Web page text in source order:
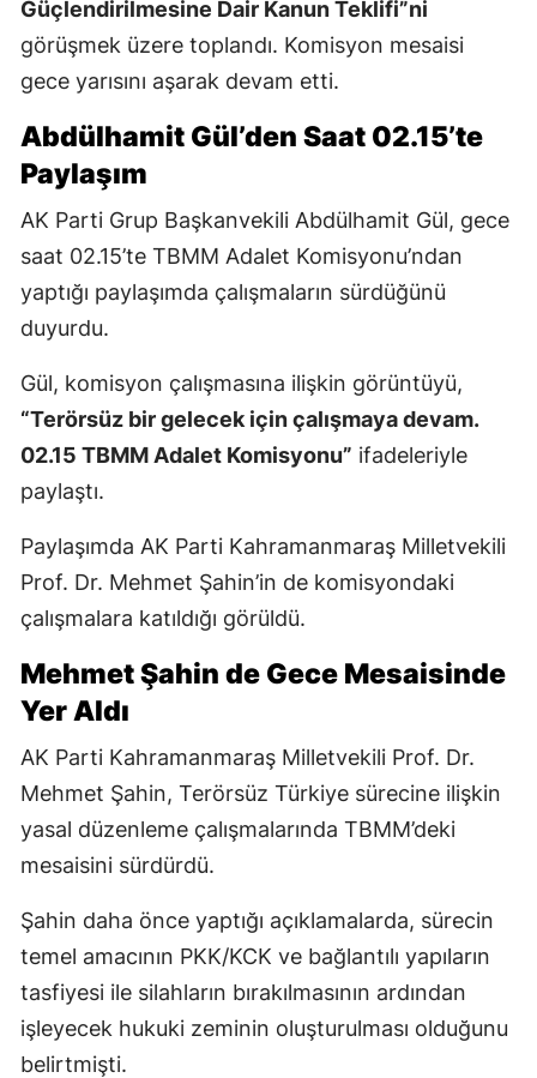
Güçlendirilmesine Dair Kanun Teklifi”ni
görüşmek üzere toplandı. Komisyon mesaisi
gece yarısını aşarak devam etti.
Abdülhamit Gül’den Saat 02.15’te
Paylaşım
AK Parti Grup Başkanvekili Abdülhamit Gül, gece
saat 02.15’te TBMM Adalet Komisyonu’ndan
yaptığı paylaşımda çalışmaların sürdüğünü
duyurdu.
Gül, komisyon çalışmasına ilişkin görüntüyü,
“Terörsüz bir gelecek için çalışmaya devam.
02.15 TBMM Adalet Komisyonu” ifadeleriyle
paylaştı.
Paylaşımda AK Parti Kahramanmaraş Milletvekili
Prof. Dr. Mehmet Şahin’in de komisyondaki
çalışmalara katıldığı görüldü.
Mehmet Şahin de Gece Mesaisinde
Yer Aldı
AK Parti Kahramanmaraş Milletvekili Prof. Dr.
Mehmet Şahin, Terörsüz Türkiye sürecine ilişkin
yasal düzenleme çalışmalarında TBMM’deki
mesaisini sürdürdü.
Şahin daha önce yaptığı açıklamalarda, sürecin
temel amacının PKK/KCK ve bağlantılı yapıların
tasfiyesi ile silahların bırakılmasının ardından
işleyecek hukuki zeminin oluşturulması olduğunu
belirtmişti.